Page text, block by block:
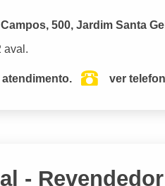
500, Jardim Santa
aval.
ver
-